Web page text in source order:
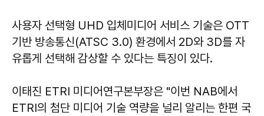
사용자 선택형 UHD 입체미디어 서비스 기술은 OTT
기반 방송통신(ATSC 3.0) 환경에서 2D와 3D를 자
유롭게 선택해 감상할 수 있다는 특징이 있다.
이태진 ETRI 미디어연구본부장은 "이번 NAB에서
ETRI의 첨단 미디어 기술 역량을 널리 알리는 한편 국